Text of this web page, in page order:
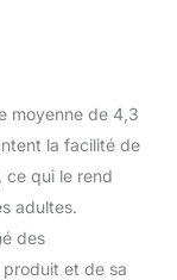
moyenne de 4,3
la facilité de
ce qui le rend
adultes.
des
et de sa